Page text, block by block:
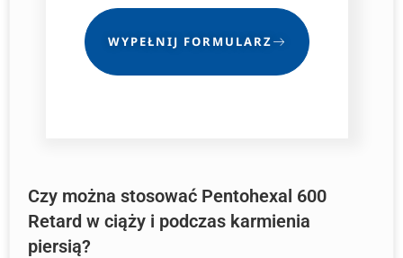
WYPEŁNIJ FORMULARZ
Czy można stosować Pentohexal 600
Retard w ciąży i podczas karmienia
piersią?